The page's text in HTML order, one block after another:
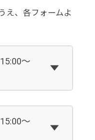
え、各フォームよ
～
～